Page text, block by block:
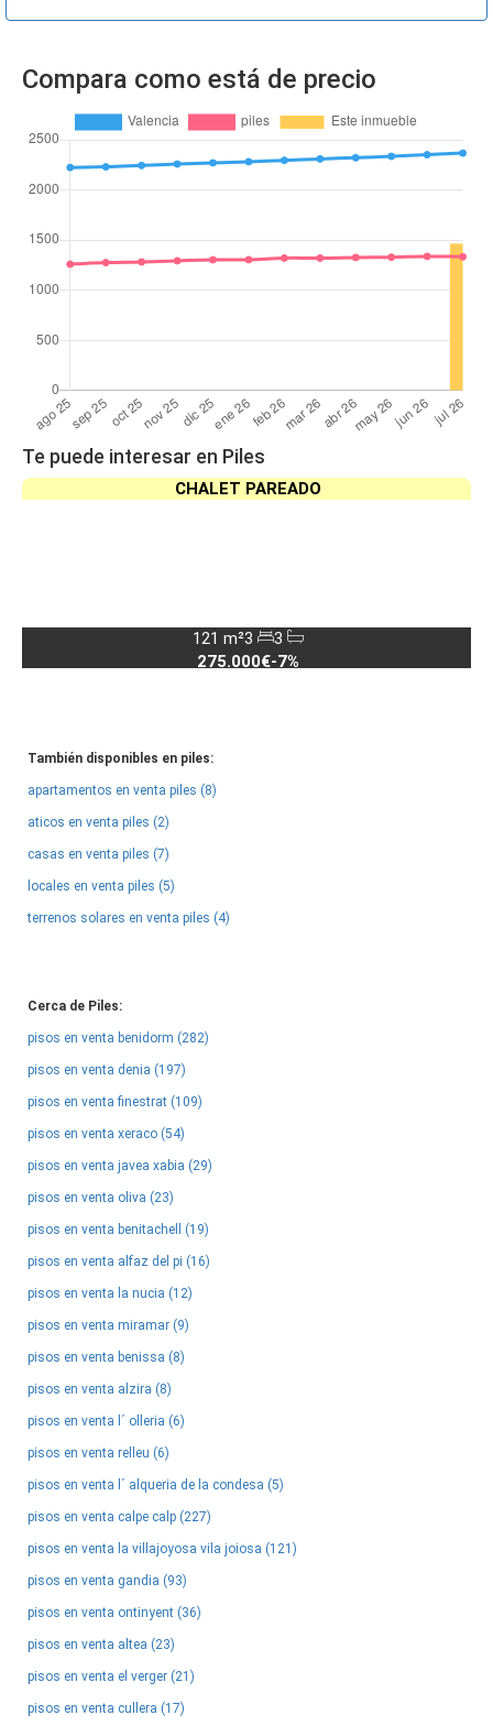
Compara como está de precio
Te puede interesar en Piles
CHALET PAREADO
121 m²3
3
275.000€-7%
También disponibles en piles:
apartamentos en venta piles (8)
aticos en venta piles (2)
casas en venta piles (7)
locales en venta piles (5)
terrenos solares en venta piles (4)
Cerca de Piles:
pisos en venta benidorm (282)
pisos en venta denia (197)
pisos en venta finestrat (109)
pisos en venta xeraco (54)
pisos en venta javea xabia (29)
pisos en venta oliva (23)
pisos en venta benitachell (19)
pisos en venta alfaz del pi (16)
pisos en venta la nucia (12)
pisos en venta miramar (9)
pisos en venta benissa (8)
pisos en venta alzira (8)
pisos en venta l´ olleria (6)
pisos en venta relleu (6)
pisos en venta l´ alqueria de la condesa (5)
pisos en venta calpe calp (227)
pisos en venta la villajoyosa vila joiosa (121)
pisos en venta gandia (93)
pisos en venta ontinyent (36)
pisos en venta altea (23)
pisos en venta el verger (21)
pisos en venta cullera (17)